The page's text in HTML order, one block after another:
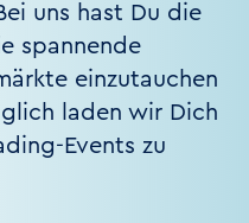
uns hast Du die
spannende
einzutauchen
laden wir Dich
Events zu